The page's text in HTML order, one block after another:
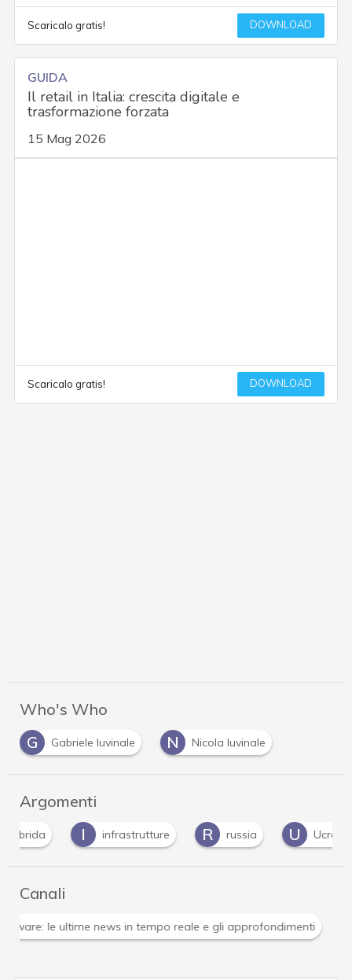
Scaricalo gratis! DOWNLOAD
GUIDA
Il retail in Italia: crescita digitale e
trasformazione forzata
15 Mag 2026
Scaricalo gratis! DOWNLOAD
Who's Who
G
Gabriele Iuvinale N Nicola Iuvinale
Argomenti
I infrastrutture R russia U Ucraina
Canali
Attacchi hacker e Malware: le ultime news in tempo